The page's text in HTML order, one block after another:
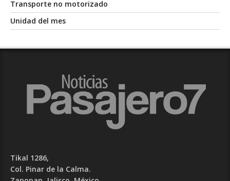
Transporte no motorizado
Unidad del mes
Tikal 1286,
Col. Pinar de la Calma.​